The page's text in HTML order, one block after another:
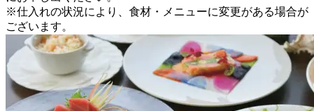
※仕入れの状況により、食材・メニューに変更がある場合が
ございます。